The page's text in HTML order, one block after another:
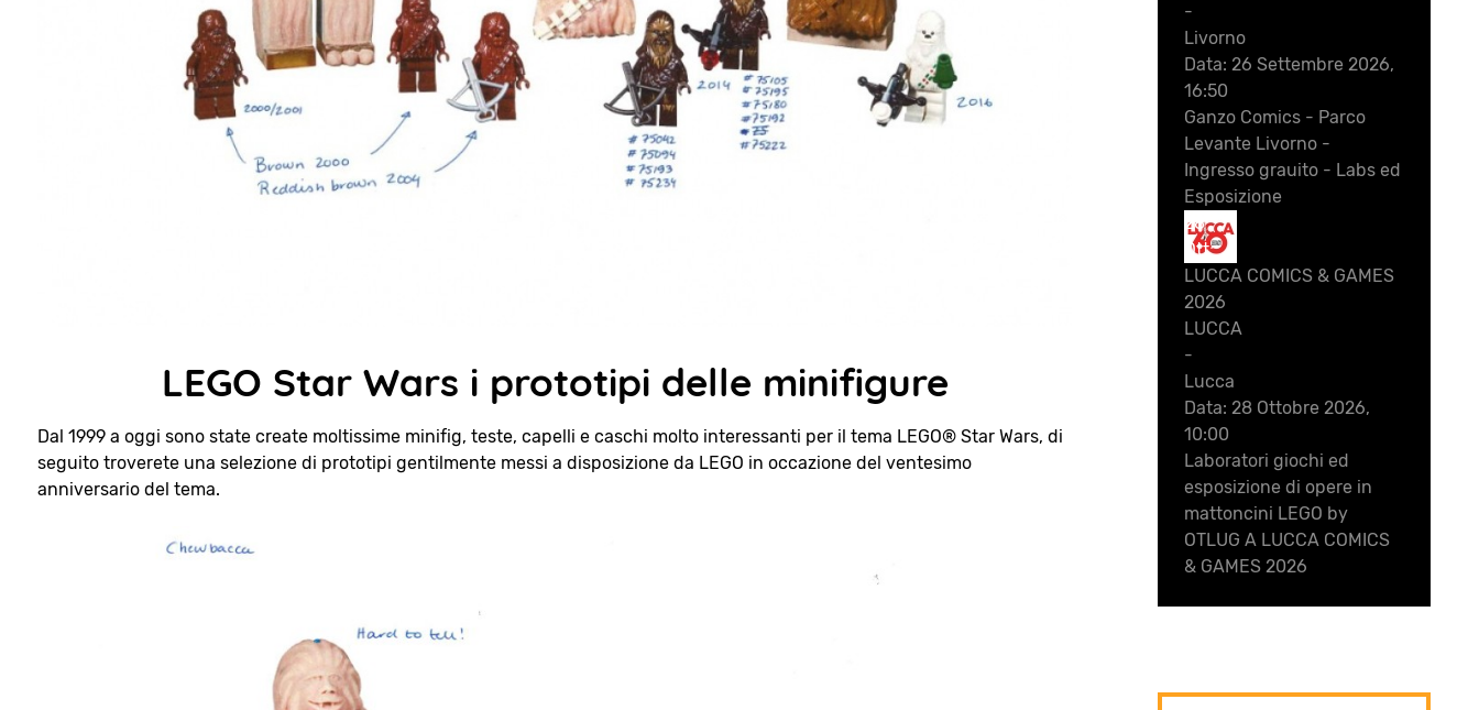
LEGO Star Wars i prototipi delle minifigure
Dal 1999 a oggi sono state create moltissime minifig, teste, capelli e caschi molto interessanti per il tema LEGO® Star Wars, di
seguito troverete una selezione di prototipi gentilmente messi a disposizione da LEGO in occazione del ventesimo
anniversario del tema.
-
Livorno
Data: 26 Settembre 2026,
16:50
Ganzo Comics - Parco
Levante Livorno -
Ingresso grauito - Labs ed
Esposizione
28
Ott
LUCCA COMICS & GAMES
2026
LUCCA
-
Lucca
Data: 28 Ottobre 2026,
10:00
Laboratori giochi ed
esposizione di opere in
mattoncini LEGO by
OTLUG A LUCCA COMICS
& GAMES 2026